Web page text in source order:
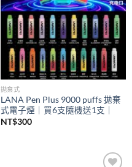
拋棄式
LANA Pen Plus 9000 puffs 拋棄
式電子煙｜買6支隨機送1支｜
NT$300